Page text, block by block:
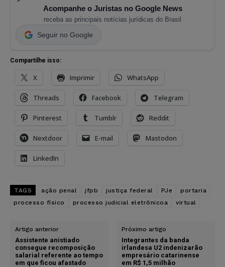
Acompanhe o Juristas no Google News
receba as principais notícias jurídicas do Brasil
Seguir no Google
Compartilhe isso:
X Imprimir WhatsApp
Threads Facebook Telegram
Pinterest Tumblr Reddit
Nextdoor E-mail Mastodon
LinkedIn
TAGS ação penal jfpb justiça federal PJe
portaria
processo físico
processo judicial eletrônicoa virtual
Artigo anterior
Assistente anistiado
consegue recomposição
salarial referente ao tempo
em que ficou afastado
Próximo artigo
Integrantes da banda
irlandesa U2 indenizarão
empresário catarinense
em R$ 1,5 milhão